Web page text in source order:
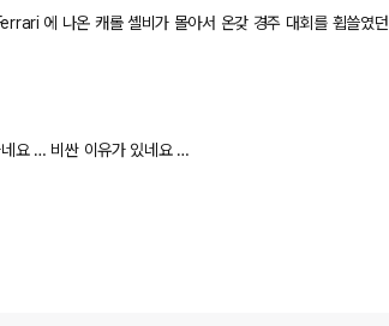
에 나온 캐롤 셸비가 몰아서 온갖 경주 대회를 휩쓸였던
지만 연비는 확실히 1-2km/l 올라가네요 … 비싼 이유가 있네요 …